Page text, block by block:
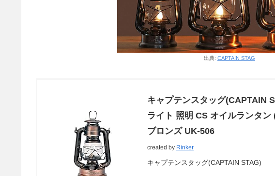
出典: CAPTAIN STAG
キャプテンスタッグ(CAPTAIN
ライト 照明 CS オイルランタ
ブロンズ UK-506
created by Rinker
キャプテンスタッグ(CAPTAIN STAG)